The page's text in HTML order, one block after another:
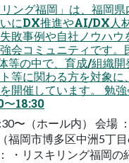
ング福岡」は、福岡
にDX推進やAI/DX⼈
敗事例や⾃社ノウハウ
会コミュニティです。
等の中で、育成/組織開
等に関わる⽅を対象に
開催しています。 勉
〜18:30
〜（ホール内） 会場
福岡市博多区中洲5丁
・リスキリング福岡の